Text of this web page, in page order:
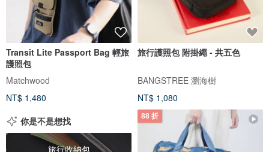
Transit Lite Passport Bag 輕旅
護照包
Matchwood
NT$ 1,480
旅行護照包 附掛繩 - 共五色
BANGSTREE 瀏海樹
NT$ 1,080
你是不是想找
旅行收納包
88 折